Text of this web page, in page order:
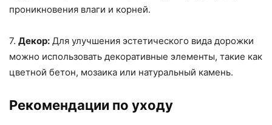
проникновения влаги и корней.
7. Декор: Для улучшения эстетического вида дорожки
можно использовать декоративные элементы, такие как
цветной бетон, мозаика или натуральный камень.
Рекомендации по уходу